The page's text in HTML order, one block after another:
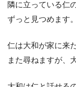
隣に立っている仁
ずっと見つめます。
仁は大和が家に来
また尋ねますが、